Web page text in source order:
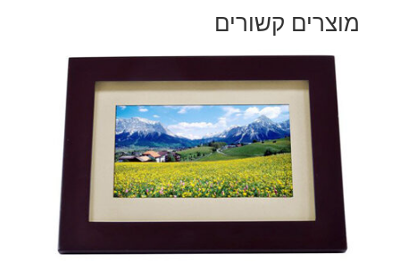
מוצרים קשורים